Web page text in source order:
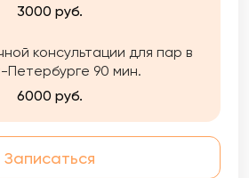
3000 руб.
консультации для пар в
Петербурге 90 мин.
6000 руб.
Записаться